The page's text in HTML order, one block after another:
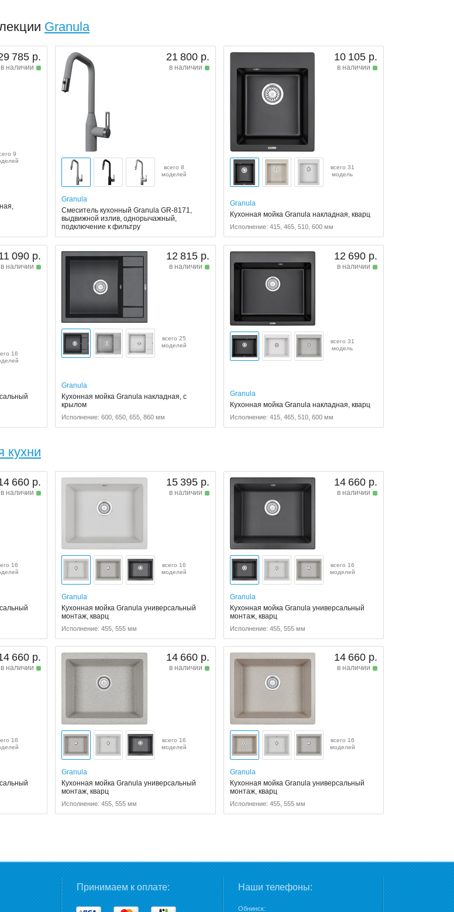
Granula
785 р.
в наличии
9
21 800 р.
в наличии
всего 8
моделей
Granula
Смеситель кухонный Granula GR-8171,
выдвижной излив, однорычажный,
подключение к фильтру
10 105 р.
в наличии
всего 31
модель
Granula
Кухонная мойка Granula накладная, кварц
Исполнение: 415, 465, 510, 600 мм
090 р.
в наличии
16
12 815 р.
в наличии
всего 25
моделей
Granula
Кухонная мойка Granula накладная, с
крылом
Исполнение: 600, 650, 655, 860 мм
12 690 р.
в наличии
всего 31
модель
Granula
Кухонная мойка Granula накладная, кварц
Исполнение: 415, 465, 510, 600 мм
кухни
660 р.
в наличии
16
15 395 р.
в наличии
всего 16
моделей
Granula
Кухонная мойка Granula универсальный
монтаж, кварц
Исполнение: 455, 555 мм
14 660 р.
в наличии
всего 16
моделей
Granula
Кухонная мойка Granula универсальный
монтаж, кварц
Исполнение: 455, 555 мм
660 р.
в наличии
16
14 660 р.
в наличии
всего 16
моделей
Granula
Кухонная мойка Granula универсальный
монтаж, кварц
Исполнение: 455, 555 мм
14 660 р.
в наличии
всего 16
моделей
Granula
Кухонная мойка Granula универсальный
монтаж, кварц
Исполнение: 455, 555 мм
Принимаем к оплате: Наши телефоны:
Обнинск: